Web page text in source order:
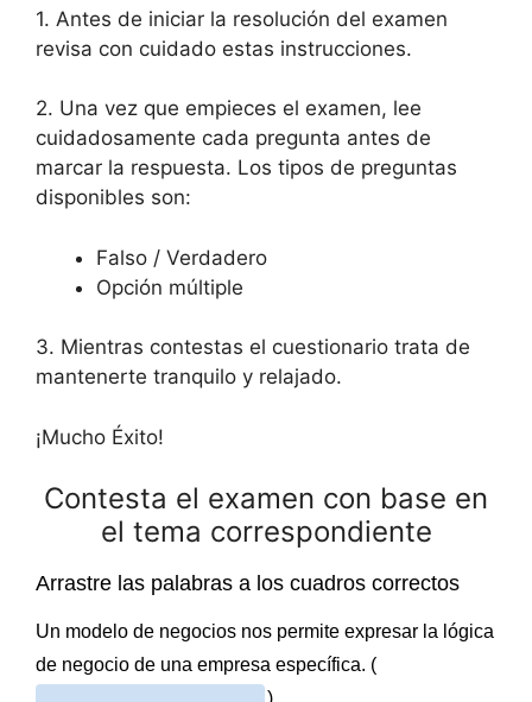
1. Antes de iniciar la resolución del examen
revisa con cuidado estas instrucciones.
2. Una vez que empieces el examen, lee
cuidadosamente cada pregunta antes de
marcar la respuesta. Los tipos de preguntas
disponibles son:
Falso / Verdadero
Opción múltiple
3. Mientras contestas el cuestionario trata de
mantenerte tranquilo y relajado.
¡Mucho Éxito!
Contesta el examen con base en
el tema correspondiente